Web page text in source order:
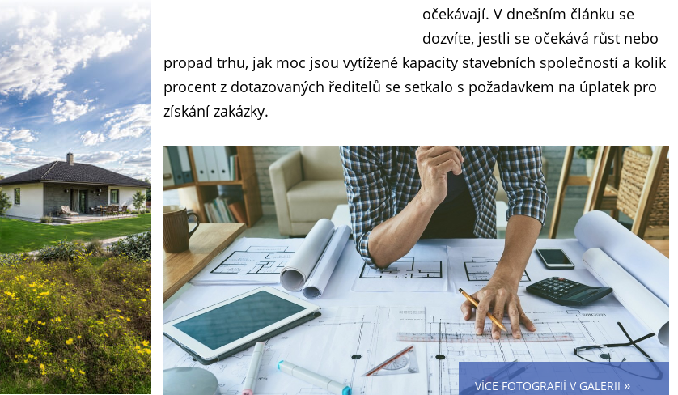
očekávají. V dnešním článku se
dozvíte, jestli se očekává růst nebo
propad trhu, jak moc jsou vytížené kapacity stavebních společností a kolik
procent z dotazovaných ředitelů se setkalo s požadavkem na úplatek pro
získání zakázky.
VÍCE FOTOGRAFIÍ V GALERII »